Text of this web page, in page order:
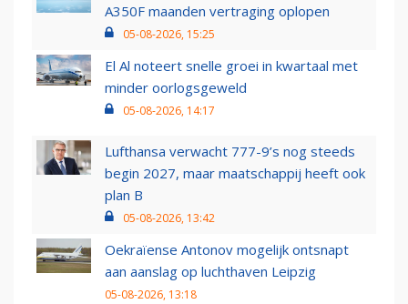
A350F maanden vertraging oplopen
05-08-2026, 15:25
El Al noteert snelle groei in kwartaal met
minder oorlogsgeweld
05-08-2026, 14:17
Lufthansa verwacht 777-9’s nog steeds
begin 2027, maar maatschappij heeft ook
plan B
05-08-2026, 13:42
Oekraïense Antonov mogelijk ontsnapt
aan aanslag op luchthaven Leipzig
05-08-2026, 13:18